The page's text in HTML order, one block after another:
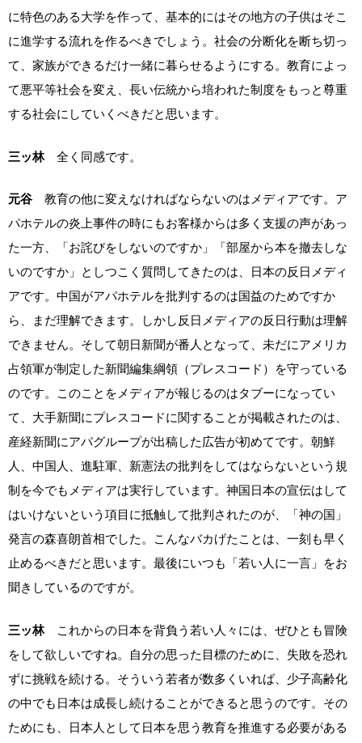
に特色のある大学を作って、基本的にはその地方の子供はそこ
に進学する流れを作るべきでしょう。社会の分断化を断ち切っ
て、家族ができるだけ一緒に暮らせるようにする。教育によっ
て悪平等社会を変え、長い伝統から培われた制度をもっと尊重
する社会にしていくべきだと思います。
三ッ林 全く同感です。
元谷 教育の他に変えなければならないのはメディアです。ア
パホテルの炎上事件の時にもお客様からは多く支援の声があっ
た一方、「お詫びをしないのですか」「部屋から本を撤去しな
いのですか」としつこく質問してきたのは、日本の反日メディ
アです。中国がアパホテルを批判するのは国益のためですか
ら、まだ理解できます。しかし反日メディアの反日行動は理解
できません。そして朝日新聞が番人となって、未だにアメリカ
占領軍が制定した新聞編集綱領（プレスコード）を守っている
のです。このことをメディアが報じるのはタブーになってい
て、大手新聞にプレスコードに関することが掲載されたのは、
産経新聞にアパグループが出稿した広告が初めてです。朝鮮
人、中国人、進駐軍、新憲法の批判をしてはならないという規
制を今でもメディアは実行しています。神国日本の宣伝はして
はいけないという項目に抵触して批判されたのが、「神の国」
発言の森喜朗首相でした。こんなバカげたことは、一刻も早く
止めるべきだと思います。最後にいつも「若い人に一言」をお
聞きしているのですが。
三ッ林
これからの日本を背負う若い人々には、ぜひとも冒険
をして欲しいですね。自分の思った目標のために、失敗を恐れ
ずに挑戦を続ける。そういう若者が数多くいれば、少子高齢化
の中でも日本は成長し続けることができると思うのです。その
ためにも、日本人として日本を思う教育を推進する必要がある